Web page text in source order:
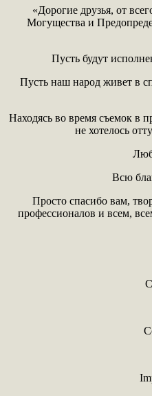
«Дорогие друзья, от
Могущества и
Пусть будут
Пусть наш народ живет в
Находясь во время съемок в
не хотелось
Всю
Просто спасибо вам,
профессионалов и всем,